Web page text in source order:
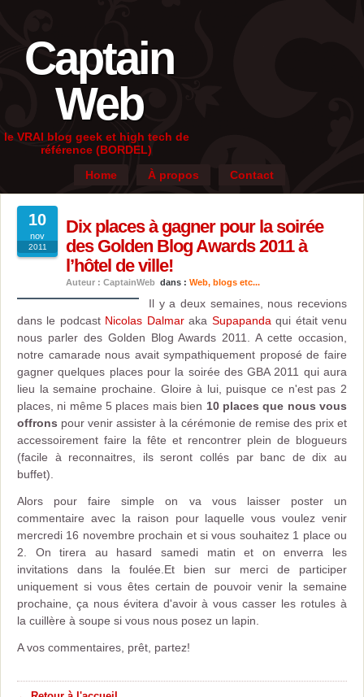
Captain
Web
le VRAI blog geek et high tech de
référence (BORDEL)
Home
À propos Contact
10
nov
2011
Dix places à gagner pour la soirée
des Golden Blog Awards 2011 à
l’hôtel de ville!
Auteur : CaptainWeb dans : Web, blogs etc...
Il y a deux semaines, nous recevions
dans le podcast Nicolas Dalmaraka Supapanda qui était venu
nous parler des Golden Blog Awards 2011. A cette occasion,
notre camarade nous avait sympathiquement proposé de faire
gagner quelques places pour la soirée des GBA 2011 qui aura
lieu la semaine prochaine. Gloire à lui, puisque ce n'est pas 2
places, ni même 5 places mais bien 10 places que nous vous
offrons pour venir assister à la cérémonie de remise des prix et
accessoirement faire la fête et rencontrer plein de blogueurs
(facile à reconnaitres, ils seront collés par banc de dix au
buffet).
Alors pour faire simple on va vous laisser poster un
commentaire avec la raison pour laquelle vous voulez venir
mercredi 16 novembre prochain et si vous souhaitez 1 place ou
2. On tirera au hasard samedi matin et on enverra les
invitations dans la foulée.Et bien sur merci de participer
uniquement si vous êtes certain de pouvoir venir la semaine
prochaine, ça nous évitera d'avoir à vous casser les rotules à
la cuillère à soupe si vous nous posez un lapin.
A vos commentaires, prêt, partez!